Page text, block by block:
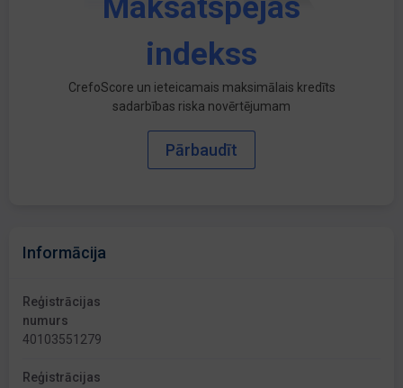
Maksātspējas
indekss
CrefoScore un ieteicamais maksimālais kredīts
sadarbības riska novērtējumam
Pārbaudīt
Informācija
Reģistrācijas
numurs
40103551279
Reģistrācijas